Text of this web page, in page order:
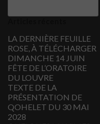
LA DERNIÈRE FEUILLE
ROSE, À TÉLÉCHARGER
DIMANCHE 14 JUIN
FÊTE DE L’ORATOIRE
DU LOUVRE
TEXTE DE LA
PRÉSENTATION DE
QOHELET DU 30 MAI
2028